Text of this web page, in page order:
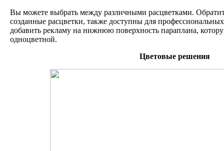
Вы можете выбрать между различными расцветками.
созданные расцветки, также доступны для
добавить рекламу на нижнюю поверхность параплана,
одноцветной.
Цветовые решения